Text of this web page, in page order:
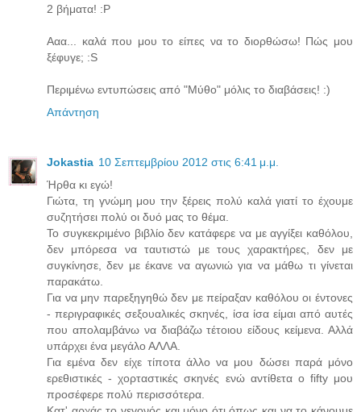
2 βήματα! :P
Ααα... καλά που μου το είπες να το διορθώσω! Πώς μου
ξέφυγε; :S
Περιμένω εντυπώσεις από "Μύθο" μόλις το διαβάσεις! :)
Απάντηση
Jokastia 10 Σεπτεμβρίου 2012 στις 6:41 μ.μ.
Ήρθα κι εγώ!
Γιώτα, τη γνώμη μου την ξέρεις πολύ καλά γιατί το έχουμε
συζητήσει πολύ οι δυό μας το θέμα.
Το συγκεκριμένο βιβλίο δεν κατάφερε να με αγγίξει καθόλου,
δεν μπόρεσα να ταυτιστώ με τους χαρακτήρες, δεν με
συγκίνησε, δεν με έκανε να αγωνιώ για να μάθω τι γίνεται
παρακάτω.
Για να μην παρεξηγηθώ δεν με πείραξαν καθόλου οι έντονες
- περιγραφικές σεξουαλικές σκηνές, ίσα ίσα είμαι από αυτές
που απολαμβάνω να διαβάζω τέτοιου είδους κείμενα. Αλλά
υπάρχει ένα μεγάλο ΑΛΛΑ.
Για εμένα δεν είχε τίποτα άλλο να μου δώσει παρά μόνο
ερεθιστικές - χορταστικές σκηνές ενώ αντίθετα ο fifty μου
προσέφερε πολύ περισσότερα.